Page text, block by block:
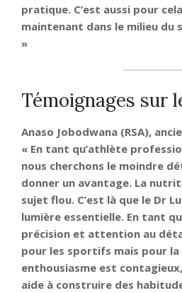
pratique. C’est aussi pour
maintenant dans le milieu du
»
Témoignages sur
Anaso Jobodwana (RSA),
« En tant qu’athlète
nous cherchons le moindre
donner un avantage. La
sujet flou. C’est là que le Dr
lumière essentielle. En tant
précision et attention au
pour les sportifs mais pour la
enthousiasme est
aide à construire des